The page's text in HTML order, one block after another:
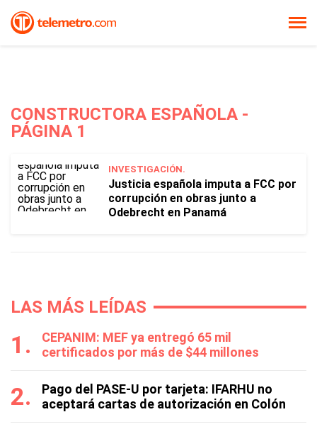
CONSTRUCTORA ESPAÑOLA -
PÁGINA 1
INVESTIGACIÓN.
Justicia española imputa a FCC por
corrupción en obras junto a
Odebrecht en Panamá
LAS MÁS LEÍDAS
CEPANIM: MEF ya entregó 65 mil
certificados por más de $44 millones
Pago del PASE-U por tarjeta: IFARHU no
aceptará cartas de autorización en Colón